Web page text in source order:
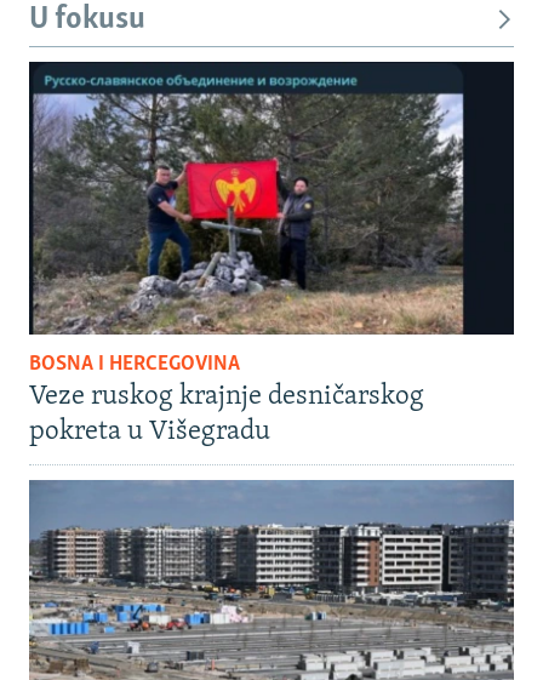
U fokusu
BOSNA I HERCEGOVINA
Veze ruskog krajnje desničarskog
pokreta u Višegradu